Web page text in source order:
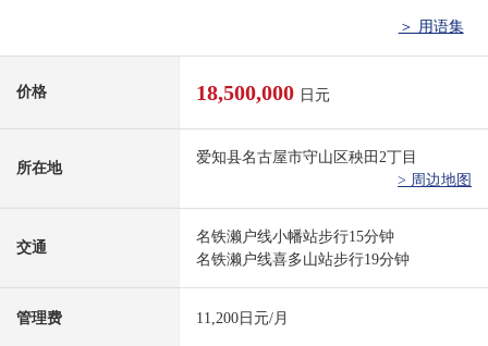
＞ 用语集
价格 18,500,000 日元
所在地
爱知县名古屋市守山区秧田2丁目
> 周边地图
交通
名铁濑户线小幡站步行15分钟
名铁濑户线喜多山站步行19分钟
管理费 11,200日元/月